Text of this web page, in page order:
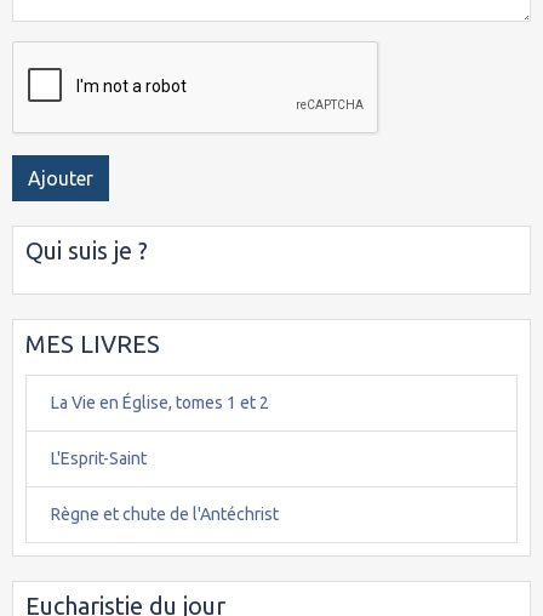
Ajouter
Qui suis je ?
MES LIVRES
La Vie en Église, tomes 1 et 2
L'Esprit-Saint
Règne et chute de l'Antéchrist
Eucharistie du jour